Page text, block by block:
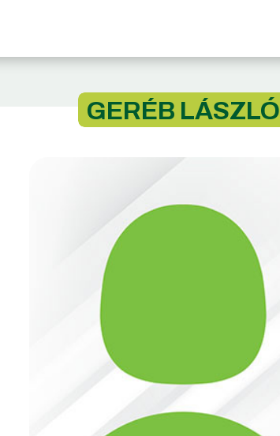
GERÉB LÁSZLÓ